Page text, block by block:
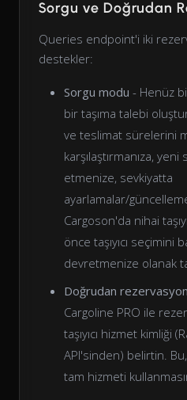
Sorgu ve Doğrudan
Queries endpoint'i iki
destekler:
Sorgu modu - Henüz
bir taşıma talebi
ve teslimat sürelerini
karşılaştırmanıza,
etmenize, sevkiyatta
ayarlamalar/
Cargoson'da nihai
önce taşıyıcı seçimini
devretmenize olanak
Doğrudan rezervasyon
Cargoline PRO ile
taşıyıcı hizmet kimliği
API'sinden) belirtin. Bu,
tam hizmeti